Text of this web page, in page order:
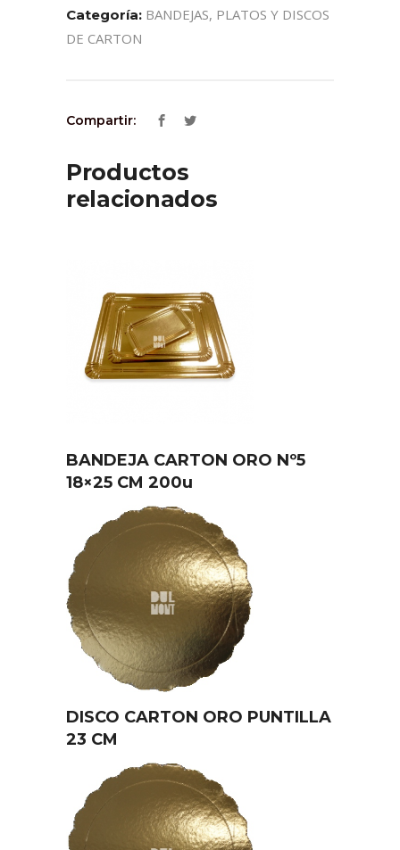
Categoría: BANDEJAS, PLATOS Y DISCOS
DE CARTON
Compartir:
Productos
relacionados
BANDEJA CARTON ORO Nº5
18×25 CM 200u
DISCO CARTON ORO PUNTILLA
23 CM